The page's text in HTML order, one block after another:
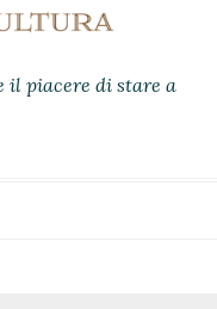
il piacere di stare a